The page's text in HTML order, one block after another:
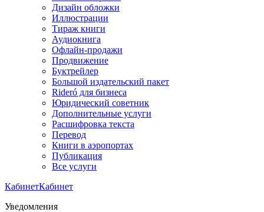
Дизайн обложки
Иллюстрации
Тираж книги
Аудиокнига
Офлайн-продажи
Продвижение
Буктрейлер
Большой издательский пакет
Rideró для бизнеса
Юридический советник
Дополнительные услуги
Расшифровка текста
Перевод
Книги в аэропортах
Публикация
Все услуги
КабинетКабинет
Уведомления